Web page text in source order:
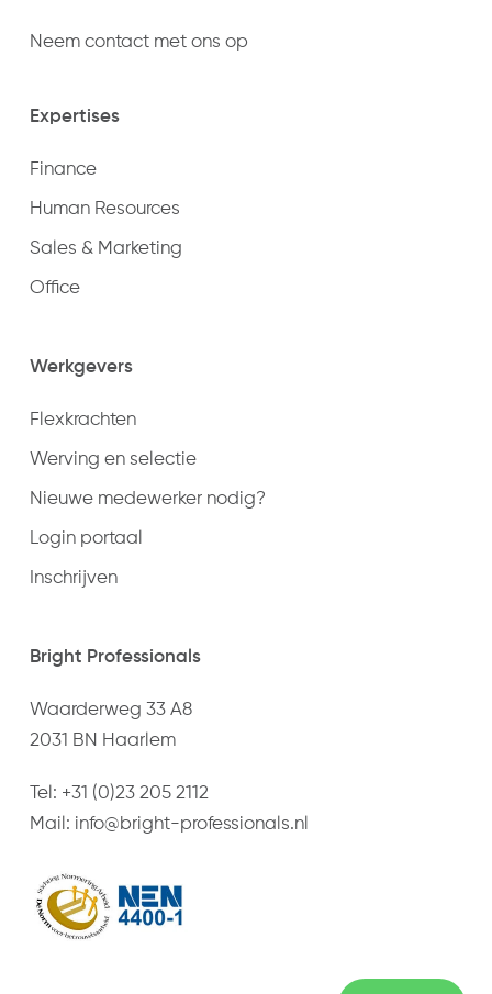
Neem contact met ons op
Expertises
Finance
Human Resources
Sales & Marketing
Office
Werkgevers
Flexkrachten
Werving en selectie
Nieuwe medewerker nodig?
Login portaal
Inschrijven
Bright Professionals
Waarderweg 33 A8
2031 BN Haarlem
Tel: +31 (0)23 205 2112
Mail: info@bright-professionals.nl